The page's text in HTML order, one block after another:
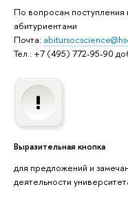
По вопросам поступления
абитуриентами
Почта:
Тел.: +7 (495) 772-95-90
Выразительная кнопка
для предложений и
деятельности